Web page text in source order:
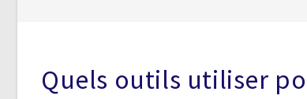
Quels outils utiliser